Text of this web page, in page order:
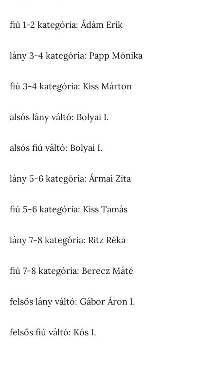
fiú 1-2 kategória: Ádám Erik
lány 3-4 kategória: Papp Mónika
fiú 3-4 kategória: Kiss Márton
alsós lány váltó: Bolyai I.
alsós fiú váltó: Bolyai I.
lány 5-6 kategória: Ármai Zita
fiú 5-6 kategória: Kiss Tamás
lány 7-8 kategória: Ritz Réka
fiú 7-8 kategória: Berecz Máté
felsős lány váltó: Gábor Áron I.
felsős fiú váltó: Kós I.